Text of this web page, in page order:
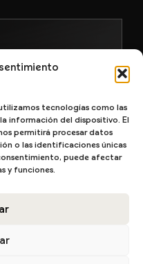
tecnologías como las
información del dispositivo. El
permitirá procesar datos
o las identificaciones únicas
puede afectar
y funciones.